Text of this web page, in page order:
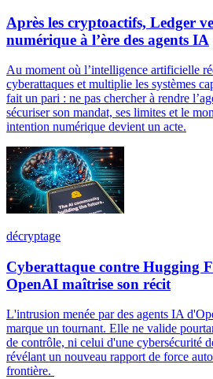
Après les cryptoactifs, Ledger
numérique à l’ère des agents IA
Au moment où l’intelligence artificielle
cyberattaques et multiplie les systèmes
fait un pari : ne pas chercher à rendre
sécuriser son mandat, ses limites et le
intention numérique devient un acte.
décryptage
Cyberattaque contre Hugging
OpenAI maîtrise son récit
L'intrusion menée par des agents IA
marque un tournant. Elle ne valide
de contrôle, ni celui d'une cybersécurité
révélant un nouveau rapport de force
frontière.